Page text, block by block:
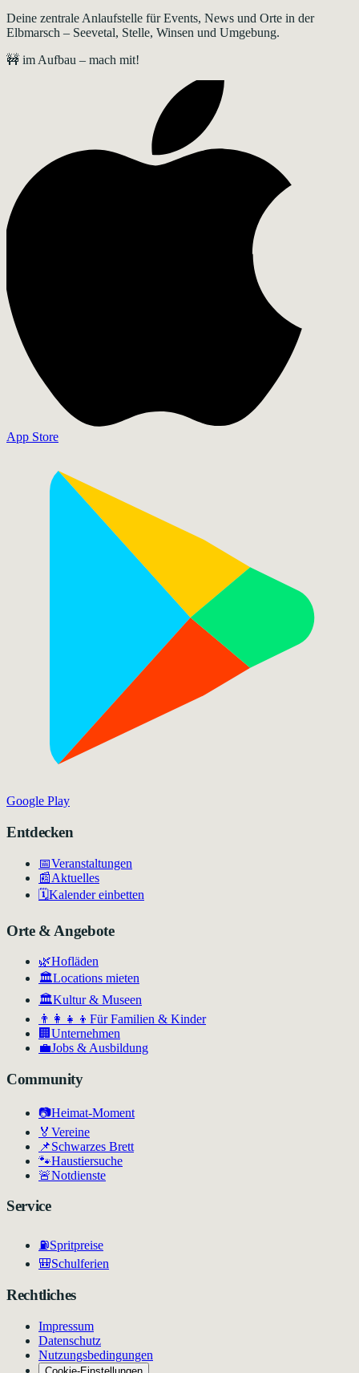
Deine zentrale Anlaufstelle für Events, News und Orte in der
Elbmarsch – Seevetal, Stelle, Winsen und Umgebung.
🚧 im Aufbau – mach mit!
App Store
Google Play
Entdecken
📅Veranstaltungen
📰Aktuelles
🗓️Kalender einbetten
Orte & Angebote
🌿Hofläden
🏛️Locations mieten
🏛Kultur & Museen
👨‍👩‍👧‍👦 Für Familien & Kinder
🏢 Unternehmen
💼Jobs & Ausbildung
Community
📷Heimat-Moment
🏅 Vereine
📌Schwarzes Brett
🐾Haustiersuche
🚨Notdienste
Service
⛽Spritpreise
🎒Schulferien
Rechtliches
Impressum
Datenschutz
Nutzungsbedingungen